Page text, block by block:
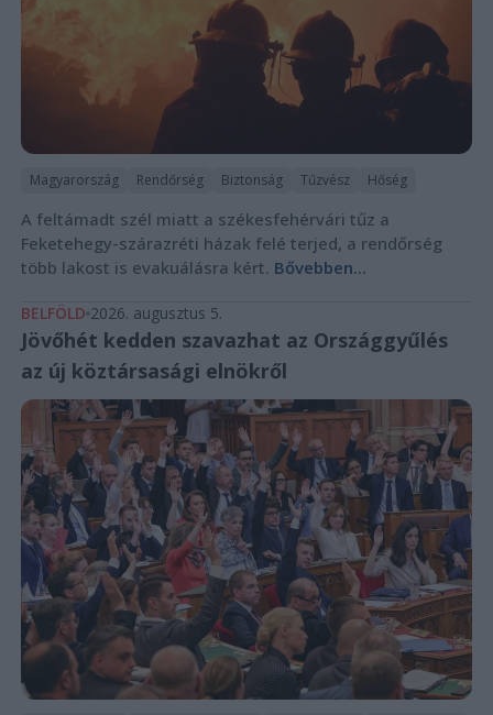
Magyarország Rendőrség Biztonság Tűzvész Hőség
A feltámadt szél miatt a székesfehérvári tűz a
Feketehegy-szárazréti házak felé terjed, a rendőrség
több lakost is evakuálásra kért. Bővebben...
BELFÖLD 2026. augusztus 5.
Jövőhét kedden szavazhat az Országgyűlés
az új köztársasági elnökről